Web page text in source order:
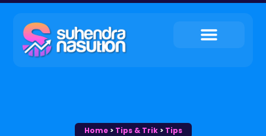
Home> Tips & Trik> Tips